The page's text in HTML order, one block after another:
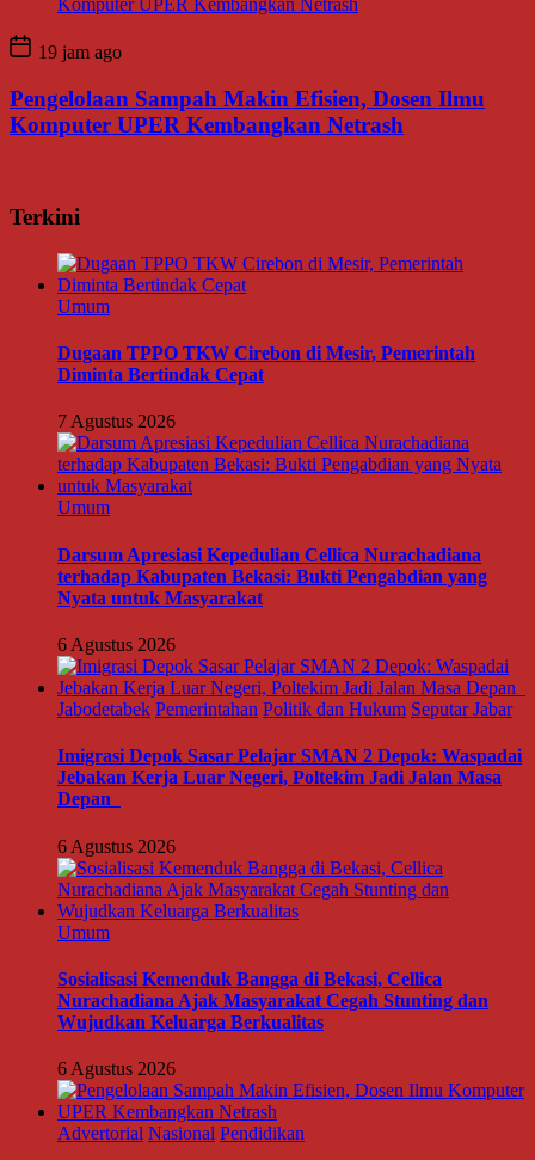
19 jam ago
Pengelolaan Sampah Makin Efisien, Dosen Ilmu
Komputer UPER Kembangkan Netrash
Terkini
Umum
Dugaan TPPO TKW Cirebon di Mesir, Pemerintah
Diminta Bertindak Cepat
7 Agustus 2026
Umum
Darsum Apresiasi Kepedulian Cellica Nurachadiana
terhadap Kabupaten Bekasi: Bukti Pengabdian yang
Nyata untuk Masyarakat
6 Agustus 2026
Jabodetabek Pemerintahan Politik dan Hukum Seputar Jabar
Imigrasi Depok Sasar Pelajar SMAN 2 Depok: Waspadai
Jebakan Kerja Luar Negeri, Poltekim Jadi Jalan Masa
Depan
6 Agustus 2026
Umum
Sosialisasi Kemenduk Bangga di Bekasi, Cellica
Nurachadiana Ajak Masyarakat Cegah Stunting dan
Wujudkan Keluarga Berkualitas
6 Agustus 2026
Advertorial Nasional Pendidikan